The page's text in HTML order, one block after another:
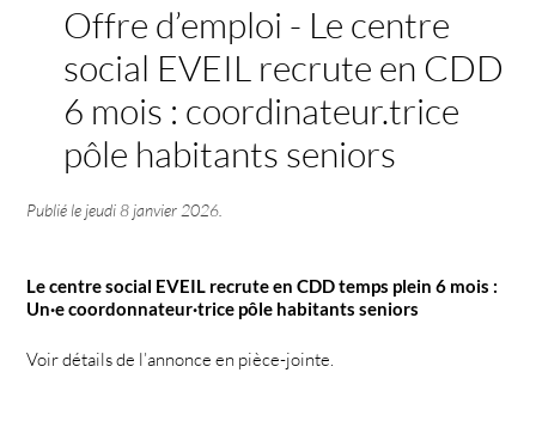
Offre d’emploi - Le centre
social EVEIL recrute en CDD
6 mois : coordinateur.trice
pôle habitants seniors
Publié le jeudi 8 janvier 2026
Le centre social EVEIL recrute en CDD temps plein 6 mois :
Un·e coordonnateur·trice pôle habitants seniors
Voir détails de l’annonce en pièce-jointe.